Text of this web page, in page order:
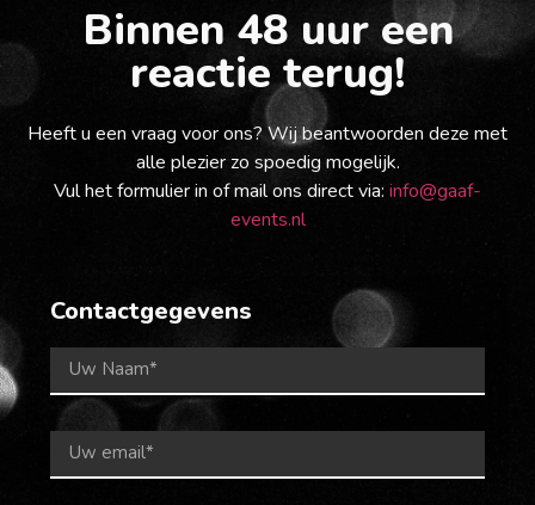
Binnen 48 uur een
reactie terug!
Heeft u een vraag voor ons? Wij beantwoorden deze met
alle plezier zo spoedig mogelijk.
Vul het formulier in of mail ons direct via: info@gaaf-
events.nl
Contactgegevens